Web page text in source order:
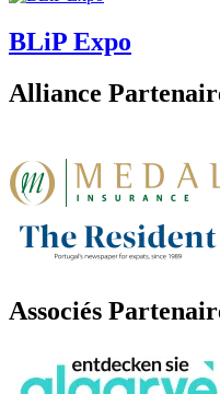
BLiP Expo
Alliance
Associés